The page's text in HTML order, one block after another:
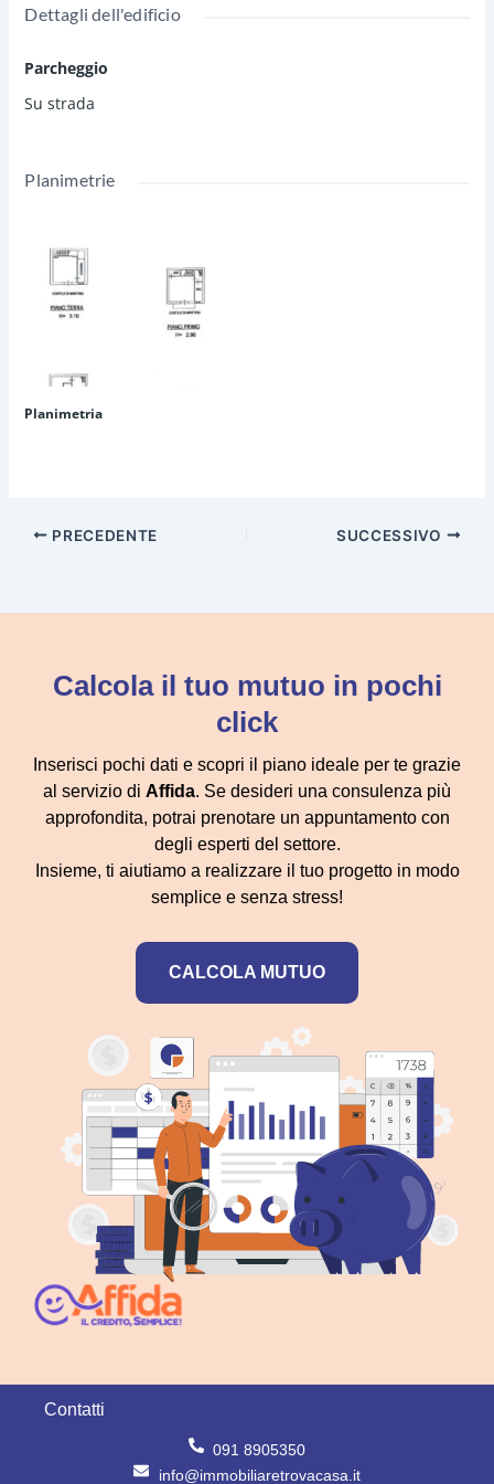
Dettagli dell'edificio
Parcheggio
Su strada
Planimetrie
Planimetria
PRECEDENTE SUCCESSIVO
Inserisci pochi dati e scopri il piano ideale per te grazie
al servizio di Affida. Se desideri una consulenza più
approfondita, potrai prenotare un appuntamento con
degli esperti del settore.
Insieme, ti aiutiamo a realizzare il tuo progetto in modo
semplice e senza stress!
CALCOLA MUTUO
Calcola il tuo mutuo in pochi
click
Contatti
091 8905350
info@immobiliaretrovacasa.it